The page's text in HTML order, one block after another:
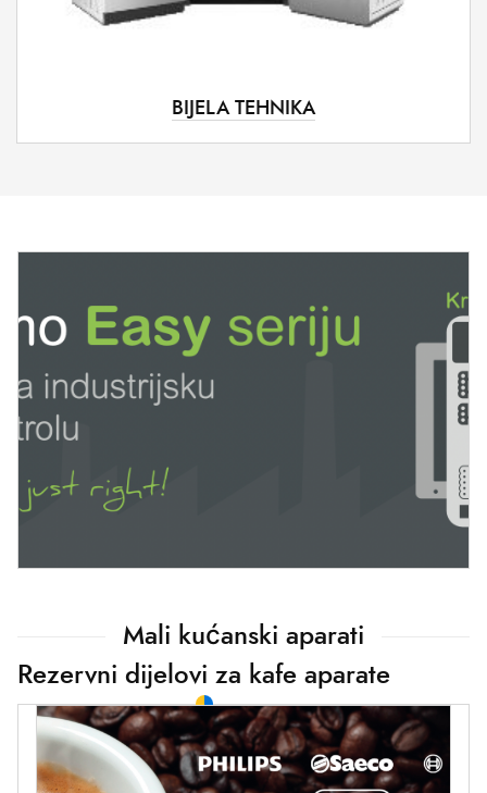
BIJELA TEHNIKA
Mali kućanski aparati
Rezervni dijelovi za kafe aparate